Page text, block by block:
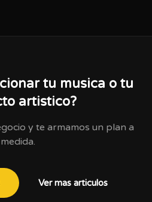
tu musica o tu
artistico?
y te armamos un plan a
medida.
Ver mas articulos